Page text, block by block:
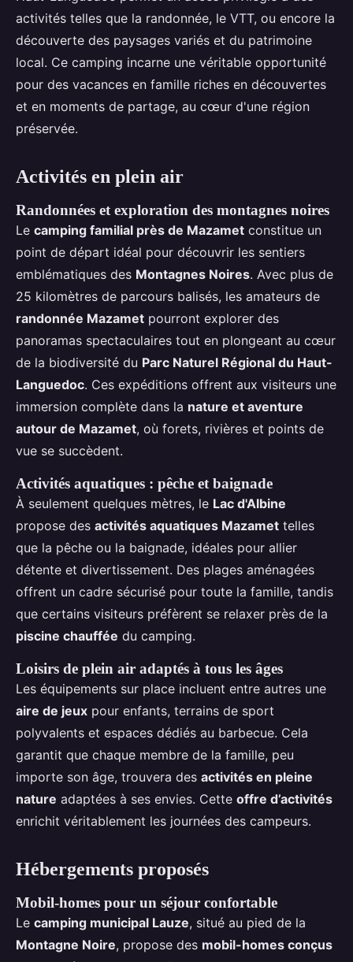
activités telles que la randonnée, le VTT, ou encore la
découverte des paysages variés et du patrimoine
local. Ce camping incarne une véritable opportunité
pour des vacances en famille riches en découvertes
et en moments de partage, au cœur d'une région
préservée.
Activités en plein air
Randonnées et exploration des montagnes noires
Le camping familial près de Mazamet constitue un
point de départ idéal pour découvrir les sentiers
emblématiques des Montagnes Noires. Avec plus de
25 kilomètres de parcours balisés, les amateurs de
randonnée Mazamet pourront explorer des
panoramas spectaculaires tout en plongeant au cœur
de la biodiversité du Parc Naturel Régional du Haut-
Languedoc. Ces expéditions offrent aux visiteurs une
immersion complète dans la nature et aventure
autour de Mazamet, où forets, rivières et points de
vue se succèdent.
Activités aquatiques : pêche et baignade
À seulement quelques mètres, le Lac d'Albine
propose des activités aquatiques Mazamet telles
que la pêche ou la baignade, idéales pour allier
détente et divertissement. Des plages aménagées
offrent un cadre sécurisé pour toute la famille, tandis
que certains visiteurs préfèrent se relaxer près de la
piscine chauffée du camping.
Loisirs de plein air adaptés à tous les âges
Les équipements sur place incluent entre autres une
aire de jeux pour enfants, terrains de sport
polyvalents et espaces dédiés au barbecue. Cela
garantit que chaque membre de la famille, peu
importe son âge, trouvera des activités en pleine
nature adaptées à ses envies. Cette offre d’activités
enrichit véritablement les journées des campeurs.
Hébergements proposés
Mobil-homes pour un séjour confortable
Le camping municipal Lauze, situé au pied de la
Montagne Noire, propose des mobil-homes conçus